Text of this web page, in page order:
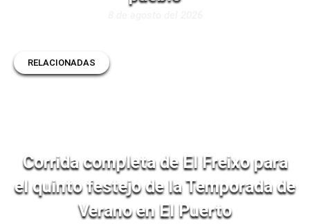
RELACIONADAS
Corrida completa de El Freixo para
el quinto festejo de la Temporada de
Verano en El Puerto